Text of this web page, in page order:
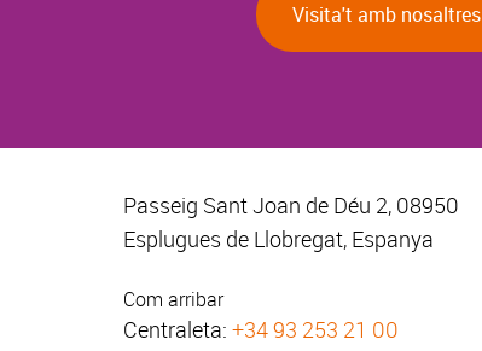
Visita't amb nosaltres
Passeig Sant Joan de Déu 2, 08950
Esplugues de Llobregat, Espanya
Com arribar
Centraleta: +34 93 253 21 00